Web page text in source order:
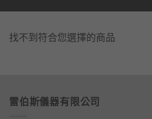
找不到符合您選擇的商品
雷伯斯儀器有限公司